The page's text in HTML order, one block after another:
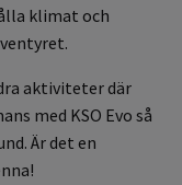
klimat och
aktiviteter där
med KSO Evo så
Är det en